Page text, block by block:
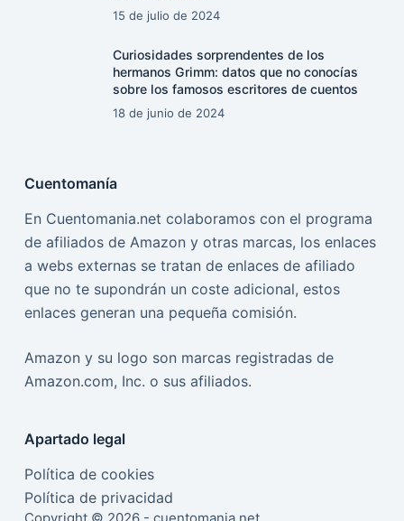
15 de julio de 2024
Curiosidades sorprendentes de los
hermanos Grimm: datos que no conocías
sobre los famosos escritores de cuentos
18 de junio de 2024
Cuentomanía
En Cuentomania.net colaboramos con el programa
de afiliados de Amazon y otras marcas, los enlaces
a webs externas se tratan de enlaces de afiliado
que no te supondrán un coste adicional, estos
enlaces generan una pequeña comisión.
Amazon y su logo son marcas registradas de
Amazon.com, Inc. o sus afiliados.
Apartado legal
Política de cookies
Política de privacidad